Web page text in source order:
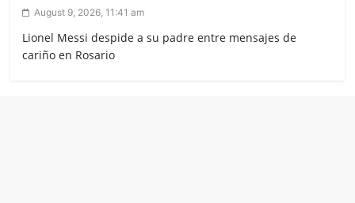
August 9, 2026, 11:41 am
Lionel Messi despide a su padre entre mensajes de
cariño en Rosario